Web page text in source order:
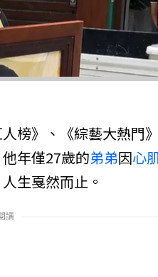
榜》、《綜藝大熱門
年僅27歲的弟弟因心
生戛然而止。
讀